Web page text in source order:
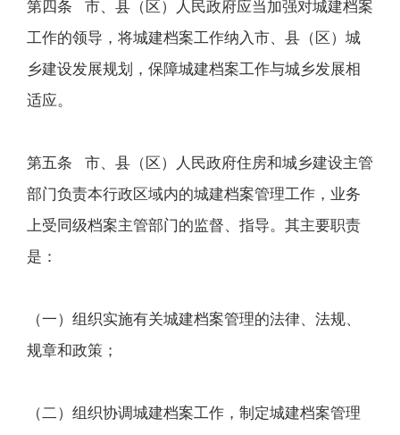
第四条 市、县（区）人民政府应当加强对城建档案
工作的领导，将城建档案工作纳入市、县（区）城
乡建设发展规划，保障城建档案工作与城乡发展相
适应。
第五条 市、县（区）人民政府住房和城乡建设主管
部门负责本行政区域内的城建档案管理工作，业务
上受同级档案主管部门的监督、指导。其主要职责
是：
（一）组织实施有关城建档案管理的法律、法规、
规章和政策；
（二）组织协调城建档案工作，制定城建档案管理